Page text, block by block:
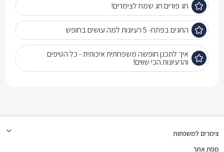
חג פורים חג שמח לצימרים!
החגים בפתח- 5 רעיונות למה עושים בחופש
איך לתכנן חופשה משפחתית איכותית - כל הטיפים
והרעיונות הכי שווים!
צימרים למשפחות
מפת אתר